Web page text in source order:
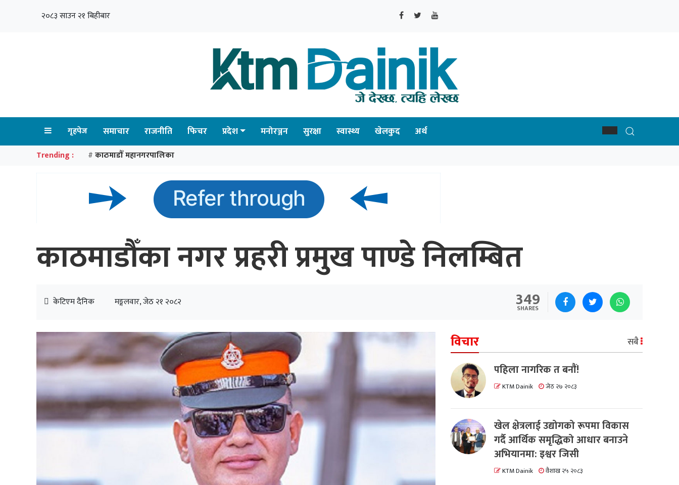
२०८३ साउन २१ बिहीबार
गृहपेज समाचार राजनीति फिचर प्रदेश मनोरञ्जन सुरक्षा स्वास्थ्य खेलकुद अर्थ
Trending : # काठमाडौँ महानगरपालिका
काठमाडौँका नगर प्रहरी प्रमुख पाण्डे निलम्बित
केटिएम दैनिक मङ्गलवार, जेठ २१ २०८२ 349
SHARES
विचार सबै
पहिला नागरिक त बनाैं!
KTM Dainik जेठ २७ २०८३
खेल क्षेत्रलाई उद्योगको रूपमा विकास
गर्दै आर्थिक समृद्धिको आधार बनाउने
अभियानमा: इश्वर जिसी
KTM Dainik वैशाख २५ २०८३